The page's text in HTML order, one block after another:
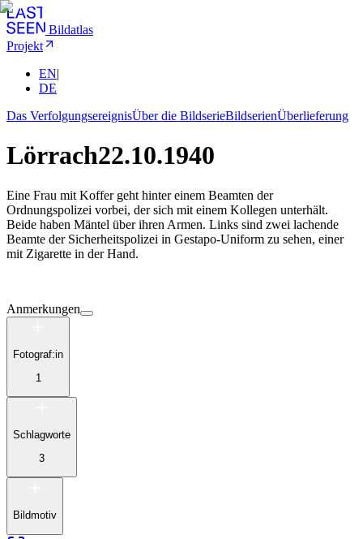
Bildatlas
Projekt
EN|
DE
Das VerfolgungsereignisÜber die BildserieBildserienÜberlieferung
Lörrach22.10.1940
Eine Frau mit Koffer geht hinter einem Beamten der
Ordnungspolizei vorbei, der sich mit einem Kollegen unterhält.
Beide haben Mäntel über ihren Armen. Links sind zwei lachende
Beamte der Sicherheitspolizei in Gestapo-Uniform zu sehen, einer
mit Zigarette in der Hand.
Anmerkungen
Fotograf:in
1
Schlagworte
3
Bildmotiv